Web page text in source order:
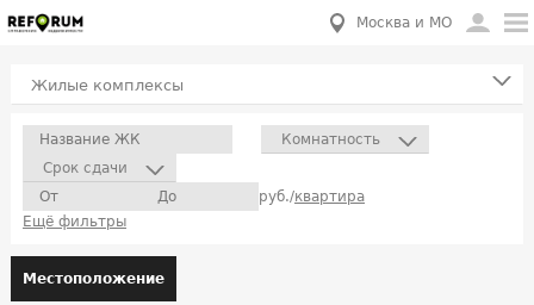
Москва и МО
Жилые комплексы
Комнатность
Срок сдачи
руб./квартира
Ещё фильтры
Местоположение